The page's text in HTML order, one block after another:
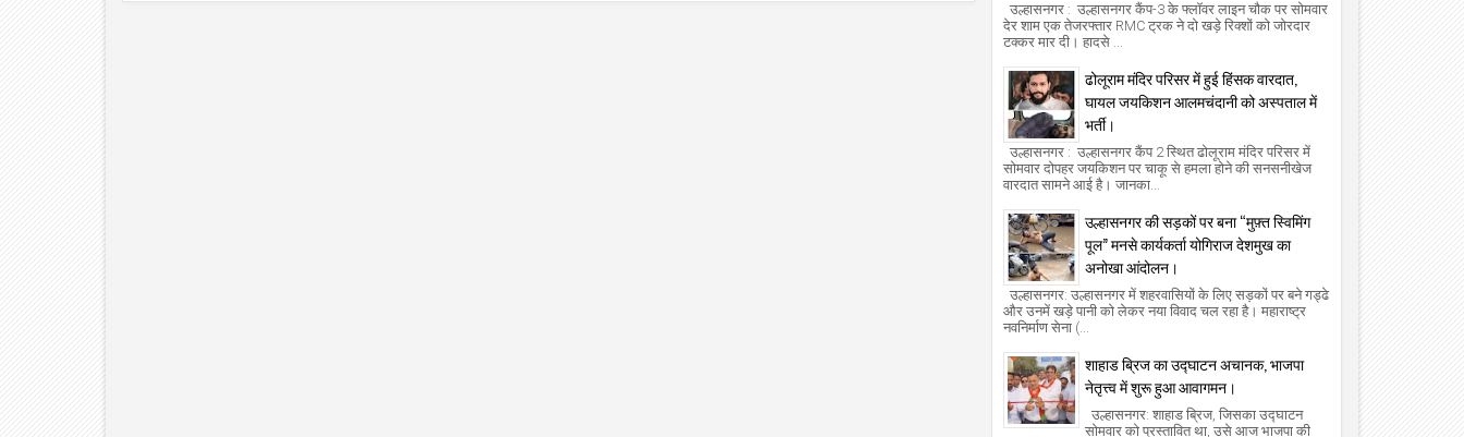
उल्हासनगर : उल्हासनगर कैंप-3 के फ्लॉवर लाइन चौक पर सोमवार
देर शाम एक तेजरफ्तार RMC ट्रक ने दो खड़े रिक्शों को जोरदार
टक्कर मार दी। हादसे ...
ढोलूराम मंदिर परिसर में हुई हिंसक वारदात,
घायल जयकिशन आलमचंदानी को अस्पताल में
भर्ती।
उल्हासनगर : उल्हासनगर कैंप 2 स्थित ढोलूराम मंदिर परिसर में
सोमवार दोपहर जयकिशन पर चाकू से हमला होने की सनसनीखेज
वारदात सामने आई है। जानका...
उल्हासनगर की सड़कों पर बना “मुफ़्त स्विमिंग
पूल” मनसे कार्यकर्ता योगिराज देशमुख का
अनोखा आंदोलन।
उल्हासनगर: उल्हासनगर में शहरवासियों के लिए सड़कों पर बने गड्ढे
और उनमें खड़े पानी को लेकर नया विवाद चल रहा है। महाराष्ट्र
नवनिर्माण सेना (...
शाहाड ब्रिज का उद्घाटन अचानक, भाजपा
नेतृत्त्व में शुरू हुआ आवागमन।
उल्हासनगर: शाहाड ब्रिज, जिसका उद्घाटन
सोमवार को प्रस्तावित था, उसे आज भाजपा की